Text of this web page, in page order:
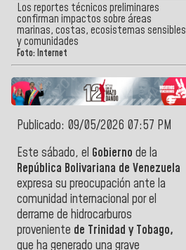
Los reportes técnicos preliminares
confirman impactos sobre áreas
marinas, costas, ecosistemas sensibles
y comunidades
Foto: Internet
Publicado: 09/05/2026 07:57 PM
Este sábado, el Gobierno de la
República Bolivariana de Venezuela
expresa su preocupación ante la
comunidad internacional por el
derrame de hidrocarburos
proveniente de Trinidad y Tobago,
que ha generado una grave